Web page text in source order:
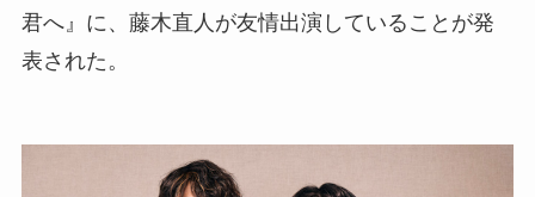
君へ』に、藤木直人が友情出演していることが発
表された。